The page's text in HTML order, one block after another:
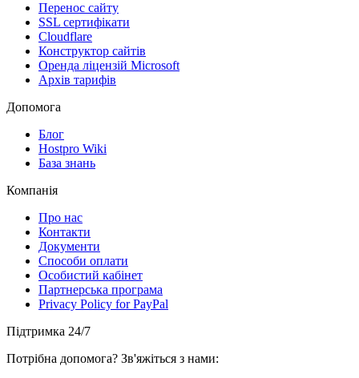
Перенос сайту
SSL сертифікати
Clоudflare
Конструктор сайтів
Оренда ліцензій Microsoft
Архів тарифів
Допомога
Блог
Hostpro Wiki
База знань
Компанія
Про нас
Контакти
Документи
Способи оплати
Особистий кабінет
Партнерська програма
Privacy Policy for PayPal
Підтримка 24/7
Потрібна допомога? Зв'яжіться з нами: